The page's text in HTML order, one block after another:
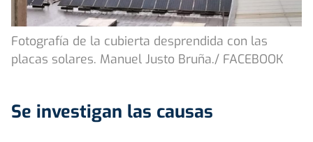
Fotografía de la cubierta desprendida con las
placas solares. Manuel Justo Bruña./ FACEBOOK
Se investigan las causas